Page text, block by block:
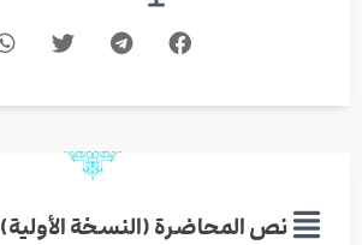
نص المحاضرة (النسخة الأولية)